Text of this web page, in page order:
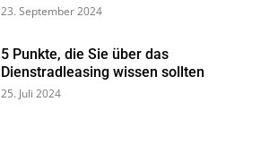
23. September 2024
5 Punkte, die Sie über das
Dienstradleasing wissen sollten
25. Juli 2024